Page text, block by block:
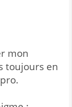
mon
toujours en